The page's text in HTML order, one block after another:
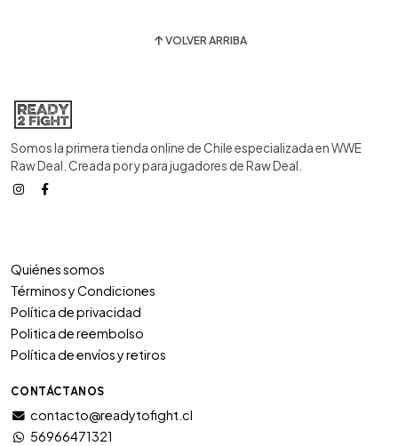
VOLVER ARRIBA
Somos la primera tienda online de Chile especializada en WWE
Raw Deal. Creada por y para jugadores de Raw Deal.
Quiénes somos
Términos y Condiciones
Política de privacidad
Politica de reembolso
Política de envíos y retiros
CONTÁCTANOS
contacto@readytofight.cl
56966471321